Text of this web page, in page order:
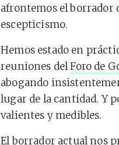
afrontemos el borrador
escepticismo.
Hemos estado en
reuniones delForo de
abogando
lugar de la cantidad. Y
valientes y medibles.
El borrador actual nos